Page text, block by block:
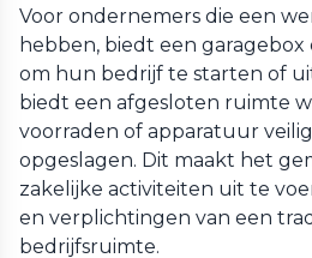
Voor ondernemers die een
hebben, biedt een
om hun bedrijf te starten of
biedt een afgesloten ruimte
voorraden of apparatuur
opgeslagen. Dit maakt het
zakelijke activiteiten uit te
en verplichtingen van een
bedrijfsruimte.